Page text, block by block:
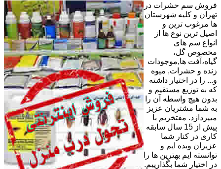
فروش سم حشرات در
تهران و کلیه شهرستان
ها مرغوب ترین و
اصیل ترین نوع ها از
انواع سم های
مخصوص گل،
گیاه،آفت ها,موجودات
زنده و حشرات, میوه
و... را در اختیار داشته
که به توزیع مستقیم و
بدون هیچ واسطه آن را
به شما مشتریان عزیز
میپردازد. مفتخریم با
پیش از 15 سال سابقه
کاری در کنار شما
عزیزان وبده ایم و
توانسته ایم بهترین ها را
در اختیار شما بگذارییم.